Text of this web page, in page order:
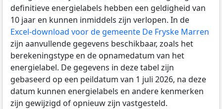
definitieve energielabels hebben een geldigheid van
10 jaar en kunnen inmiddels zijn verlopen. In de
Excel-download voor de gemeente De Fryske Marren
zijn aanvullende gegevens beschikbaar, zoals het
berekeningstype en de opnamedatum van het
energielabel. De gegevens in deze tabel zijn
gebaseerd op een peildatum van 1 juli 2026, na deze
datum kunnen energielabels en andere kenmerken
zijn gewijzigd of opnieuw zijn vastgesteld.